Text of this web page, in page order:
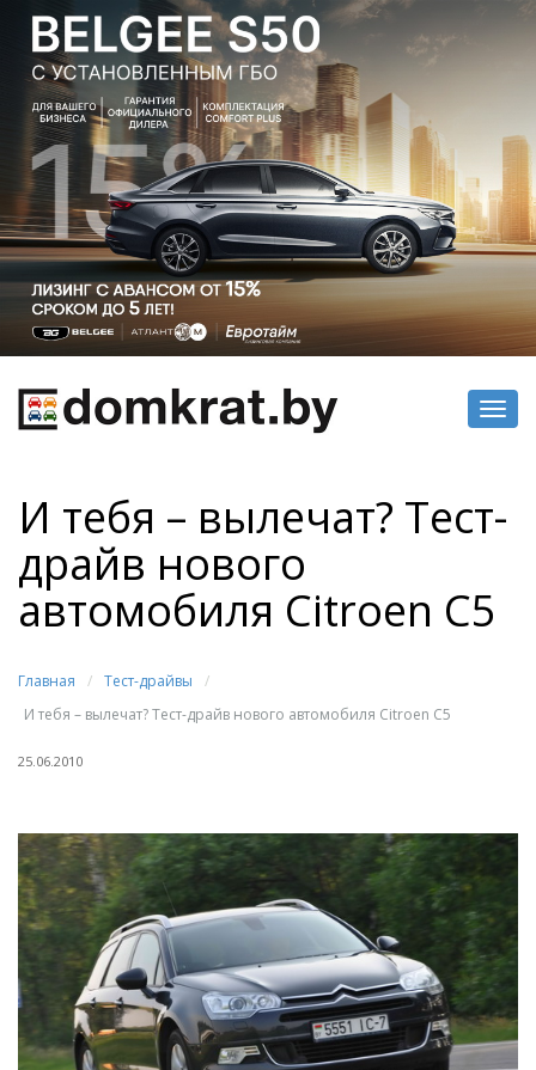
И тебя – вылечат? Тест-
драйв нового
автомобиля Citroen C5
Главная / Тест-драйвы
/
И тебя – вылечат? Тест-драйв нового автомобиля Citroen C5
25.06.2010